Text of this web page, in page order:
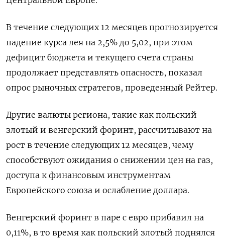
В течение следующих 12 месяцев прогнозируется
падение курса лея на 2,5% до 5,02, при этом
дефицит бюджета и текущего счета страны
продолжает представлять опасность, показал
опрос рыночных стратегов, проведенный Рейтер.
Другие валюты региона, такие как польский
злотый и венгерский форинт, рассчитывают на
рост в течение следующих 12 месяцев, чему
способствуют ожидания о снижении цен на газ,
доступа к финансовым инструментам
Европейского союза и ослабление доллара.
Венгерский форинт в паре с евро прибавил на
0,11%, в то время как польский злотый поднялся